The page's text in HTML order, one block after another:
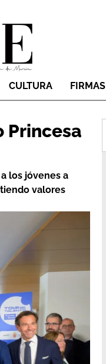
CULTURA FIRMAS
Princesa
los jóvenes a
valores